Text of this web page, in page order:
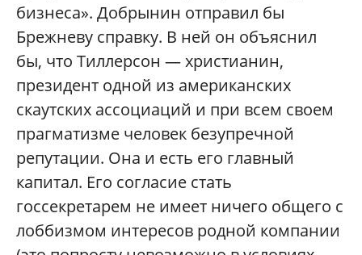
бизнеса». Добрынин отправил бы
Брежневу справку. В ней он объяснил
бы, что Тиллерсон — христианин,
президент одной из американских
скаутских ассоциаций и при всем своем
прагматизме человек безупречной
репутации. Она и есть его главный
капитал. Его согласие стать
госсекретарем не имеет ничего общего с
лоббизмом интересов родной компании